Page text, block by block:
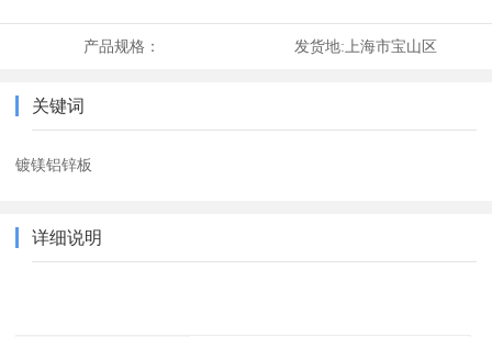
产品规格： 发货地: 上海市宝山区
关键词
镀镁铝锌板
详细说明